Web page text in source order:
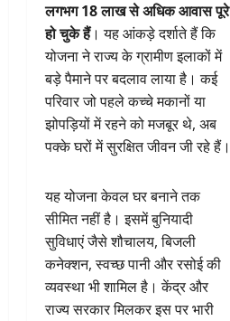
लगभग 18 लाख से अधिक आवास पूरे
हो चुके हैं। यह आंकड़े दर्शाते हैं कि
योजना ने राज्य के ग्रामीण इलाकों में
बड़े पैमाने पर बदलाव लाया है। कई
परिवार जो पहले कच्चे मकानों या
झोपड़ियों में रहने को मजबूर थे, अब
पक्के घरों में सुरक्षित जीवन जी रहे हैं।
यह योजना केवल घर बनाने तक
सीमित नहीं है। इसमें बुनियादी
सुविधाएं जैसे शौचालय, बिजली
कनेक्शन, स्वच्छ पानी और रसोई की
व्यवस्था भी शामिल है। केंद्र और
राज्य सरकार मिलकर इस पर भारी